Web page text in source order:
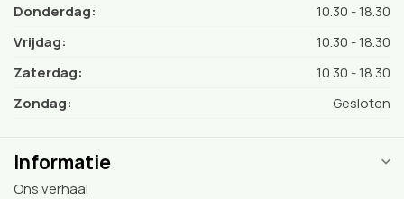
Donderdag:
10.30 - 18.30
Vrijdag:
10.30 - 18.30
Zaterdag:
10.30 - 18.30
Zondag:
Gesloten
Informatie
Ons verhaal